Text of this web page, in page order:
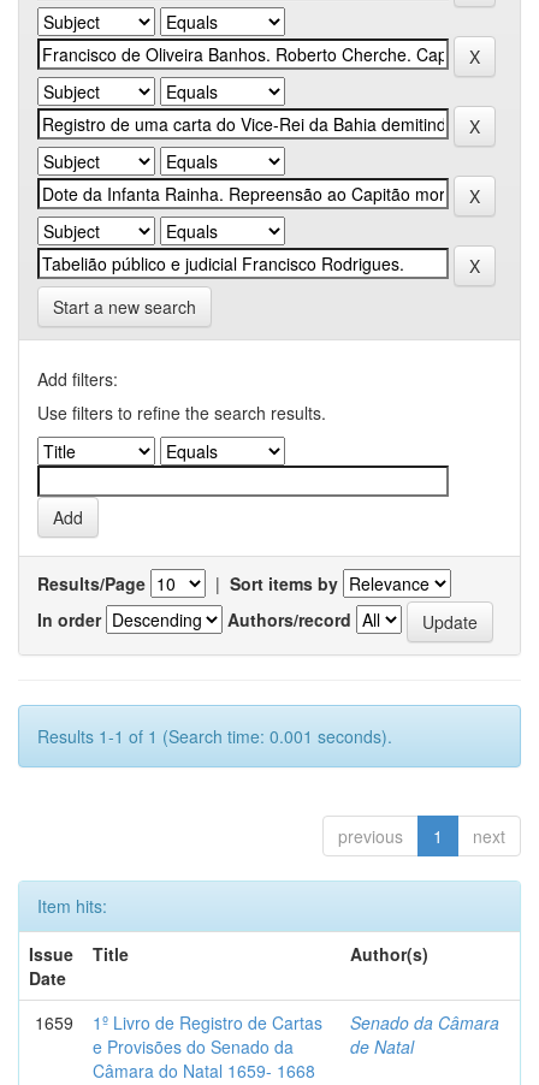
Start a new search
Add filters:
Use filters to refine the search results.
Results/Page | Sort items by
In order
Authors/record
Results 1-1 of 1 (Search time: 0.001 seconds).
previous 1 next
Item hits:
Issue
Date
Title Author(s)
1659
1º Livro de Registro de Cartas
e Provisões do Senado da
Câmara do Natal 1659- 1668
Senado da Câmara
de Natal